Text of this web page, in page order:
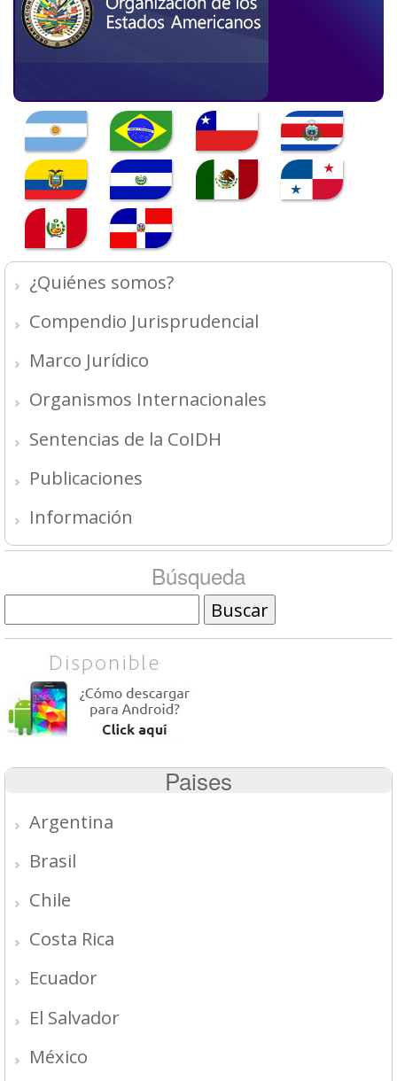
¿Quiénes somos?
Compendio Jurisprudencial
Marco Jurídico
Organismos Internacionales
Sentencias de la CoIDH
Publicaciones
Información
Búsqueda
Paises
Argentina
Brasil
Chile
Costa Rica
Ecuador
El Salvador
México